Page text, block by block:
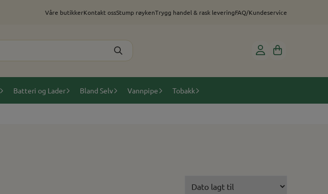
Våre butikkerKontakt ossStump røykenTrygg handel & rask leveringFAQ/Kundeservice
Batteri og Lader Bland Selv Vannpipe Tobakk